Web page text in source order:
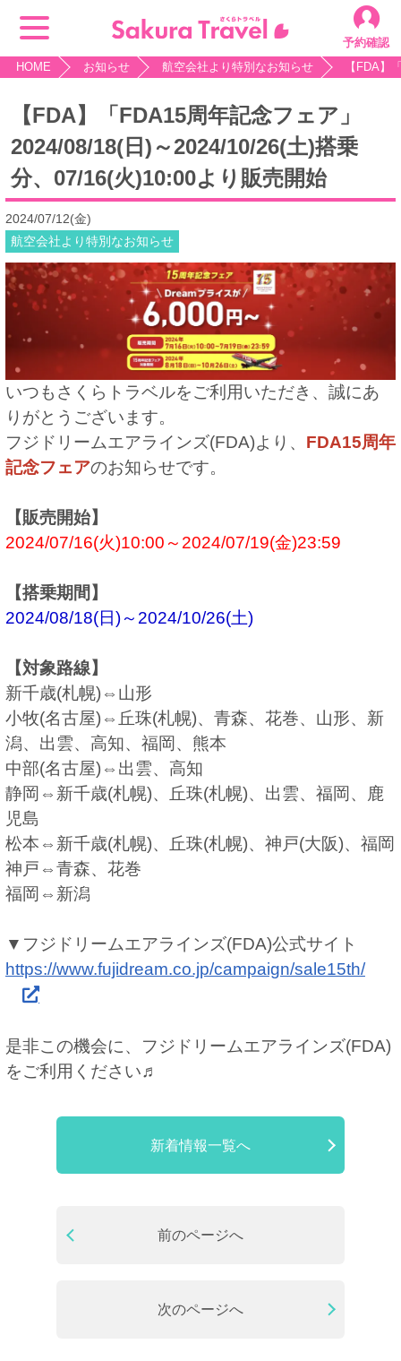
予約確認
HOME
お知らせ 航空会社より特別なお知らせ 【FDA】
【FDA】「FDA15周年記念フェア」
2024/08/18(日)～2024/10/26(土)搭乗
分、07/16(火)10:00より販売開始
2024/07/12(金)
航空会社より特別なお知らせ
いつもさくらトラベルをご利用いただき、誠にあ
りがとうございます。
フジドリームエアラインズ(FDA)より、 FDA15周年
記念フェアのお知らせです。
【販売開始】
2024/07/16(火)10:00～2024/07/19(金)23:59
【搭乗期間】
2024/08/18(日)～2024/10/26(土)
【対象路線】
新千歳(札幌)⇔山形
小牧(名古屋)⇔丘珠(札幌)、青森、花巻、山形、新
潟、出雲、高知、福岡、熊本
中部(名古屋)⇔出雲、高知
静岡⇔新千歳(札幌)、丘珠(札幌)、出雲、福岡、鹿
児島
松本⇔新千歳(札幌)、丘珠(札幌)、神戸(大阪)、福岡
神戸⇔青森、花巻
福岡⇔新潟
▼フジドリームエアラインズ(FDA)公式サイト
https://www.fujidream.co.jp/campaign/sale15th/
是非この機会に、フジドリームエアラインズ(FDA)
をご利用ください♬
新着情報一覧へ
前のページへ
次のページへ